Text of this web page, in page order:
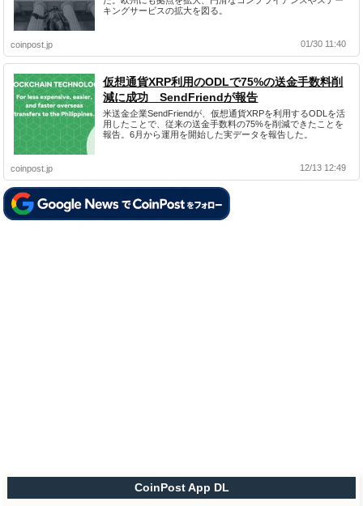
キングサービスの拡大を図る。
coinpost.jp 01/30 11:40
仮想通貨XRP利用のODLで75%の送金手数料削
減に成功 SendFriendが報告
米送金企業SendFriendが、仮想通貨XRPを利用するODLを活
用したことで、従来の送金手数料の75%を削減できたことを
報告。6月から運用を開始した実データを報告した。
coinpost.jp 12/13 12:49
CoinPost App DL